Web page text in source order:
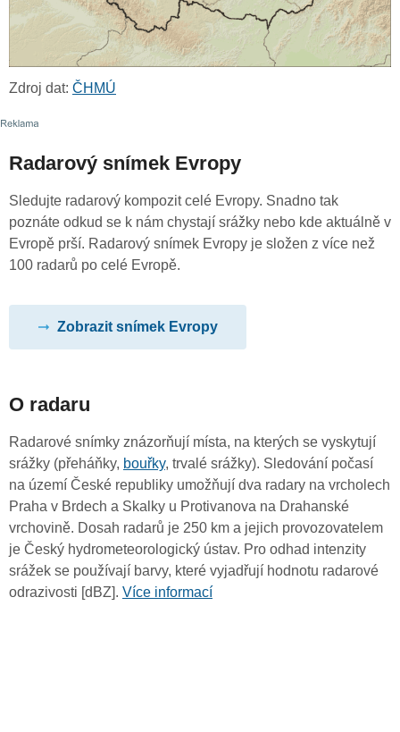
Zdroj dat: ČHMÚ
Radarový snímek Evropy
Sledujte radarový kompozit celé Evropy. Snadno tak
poznáte odkud se k nám chystají srážky nebo kde aktuálně v
Evropě prší. Radarový snímek Evropy je složen z více než
100 radarů po celé Evropě.
Zobrazit snímek Evropy
O radaru
Radarové snímky znázorňují místa, na kterých se vyskytují
srážky (přeháňky, bouřky, trvalé srážky). Sledování počasí
na území České republiky umožňují dva radary na vrcholech
Praha v Brdech a Skalky u Protivanova na Drahanské
vrchovině. Dosah radarů je 250 km a jejich provozovatelem
je Český hydrometeorologický ústav. Pro odhad intenzity
srážek se používají barvy, které vyjadřují hodnotu radarové
odrazivosti [dBZ]. Více informací